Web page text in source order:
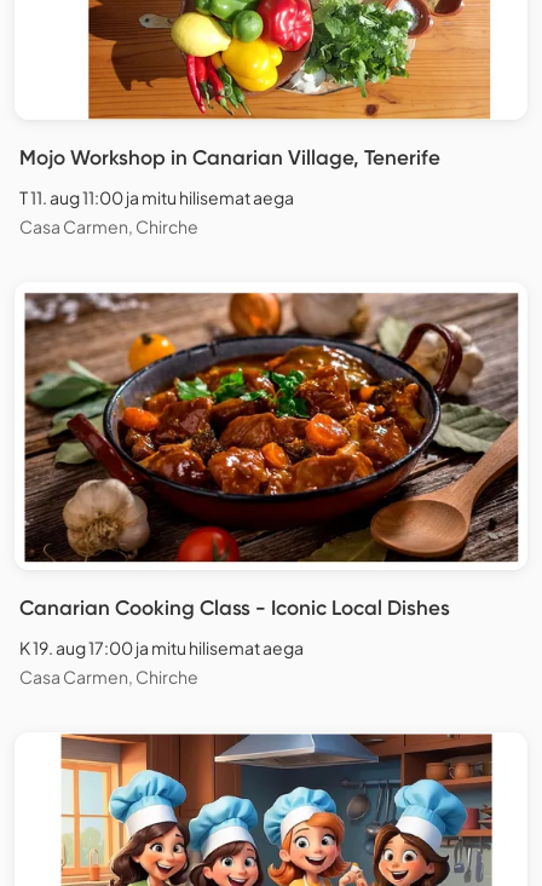
Mojo Workshop in Canarian Village, Tenerife
T 11. aug 11:00 ja mitu hilisemat aega
Casa Carmen, Chirche
Canarian Cooking Class - Iconic Local Dishes
K 19. aug 17:00 ja mitu hilisemat aega
Casa Carmen, Chirche